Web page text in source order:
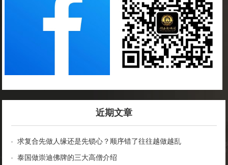
近期文章
求复合先做人缘还是先锁心？顺序错了往往越做越乱
泰国做崇迪佛牌的三大高僧介绍